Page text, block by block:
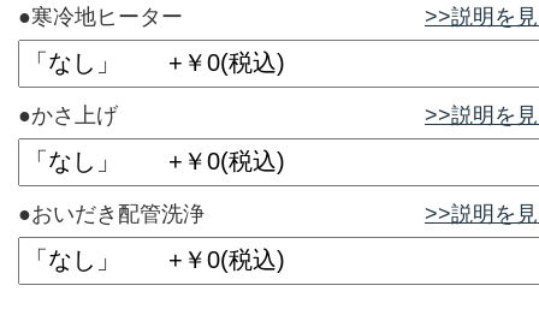
●寒冷地ヒーター >>説明を
●かさ上げ >>説明を
●おいだき配管洗浄 >>説明を